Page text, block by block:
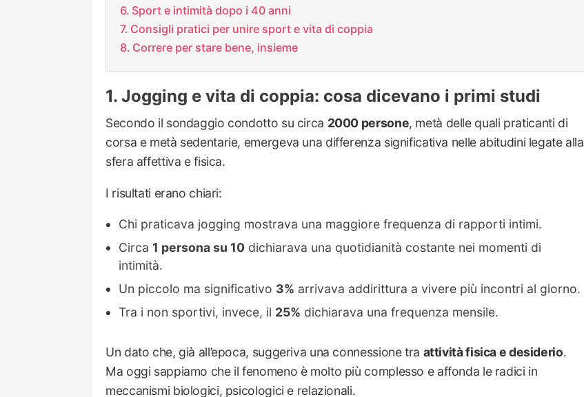
Sport e intimità dopo i 40 anni
Consigli pratici per unire sport e vita di coppia
Correre per stare bene, insieme
Jogging e vita di coppia: cosa dicevano i primi studi
Secondo il sondaggio condotto su circa 2000 persone, metà delle quali praticanti di
corsa e metà sedentarie, emergeva una differenza significativa nelle abitudini legate alla
sfera affettiva e fisica.
I risultati erano chiari:
Chi praticava jogging mostrava una maggiore frequenza di rapporti intimi.
Circa 1 persona su 10 dichiarava una quotidianità costante nei momenti di
intimità.
Un piccolo ma significativo 3% arrivava addirittura a vivere più incontri al giorno.
Tra i non sportivi, invece, il 25% dichiarava una frequenza mensile.
Un dato che, già all’epoca, suggeriva una connessione tra attività fisica e desiderio.
Ma oggi sappiamo che il fenomeno è molto più complesso e affonda le radici in
meccanismi biologici, psicologici e relazionali.